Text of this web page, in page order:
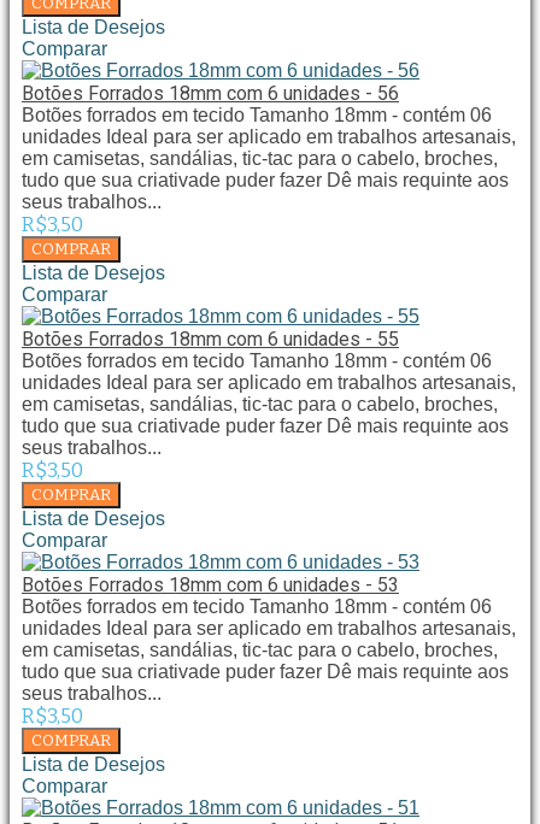
Lista de Desejos
Comparar
Botões Forrados 18mm com 6 unidades - 56
Botões forrados em tecido Tamanho 18mm - contém 06
unidades Ideal para ser aplicado em trabalhos artesanais,
em camisetas, sandálias, tic-tac para o cabelo, broches,
tudo que sua criativade puder fazer Dê mais requinte aos
seus trabalhos...
R$3,50
Lista de Desejos
Comparar
Botões Forrados 18mm com 6 unidades - 55
Botões forrados em tecido Tamanho 18mm - contém 06
unidades Ideal para ser aplicado em trabalhos artesanais,
em camisetas, sandálias, tic-tac para o cabelo, broches,
tudo que sua criativade puder fazer Dê mais requinte aos
seus trabalhos...
R$3,50
Lista de Desejos
Comparar
Botões Forrados 18mm com 6 unidades - 53
Botões forrados em tecido Tamanho 18mm - contém 06
unidades Ideal para ser aplicado em trabalhos artesanais,
em camisetas, sandálias, tic-tac para o cabelo, broches,
tudo que sua criativade puder fazer Dê mais requinte aos
seus trabalhos...
R$3,50
Lista de Desejos
Comparar